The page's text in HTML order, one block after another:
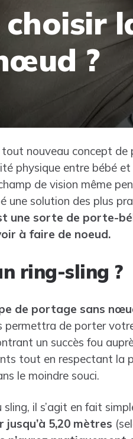
?
tout nouveau concept
physique entre bébé
de vision même
une solution des plus
une sorte de porte-
à faire de noeud.
ring-sling ?
de portage sans
permettra de porter
un succès fou
tout en respectant la
le moindre souci.
il s’agit en fait
5,20 mètres